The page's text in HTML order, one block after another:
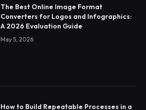
The Best Online Image Format
Converters for Logos and Infographics:
A 2026 Evaluation Guide
May 5, 2026
How to Build Repeatable Processes in a